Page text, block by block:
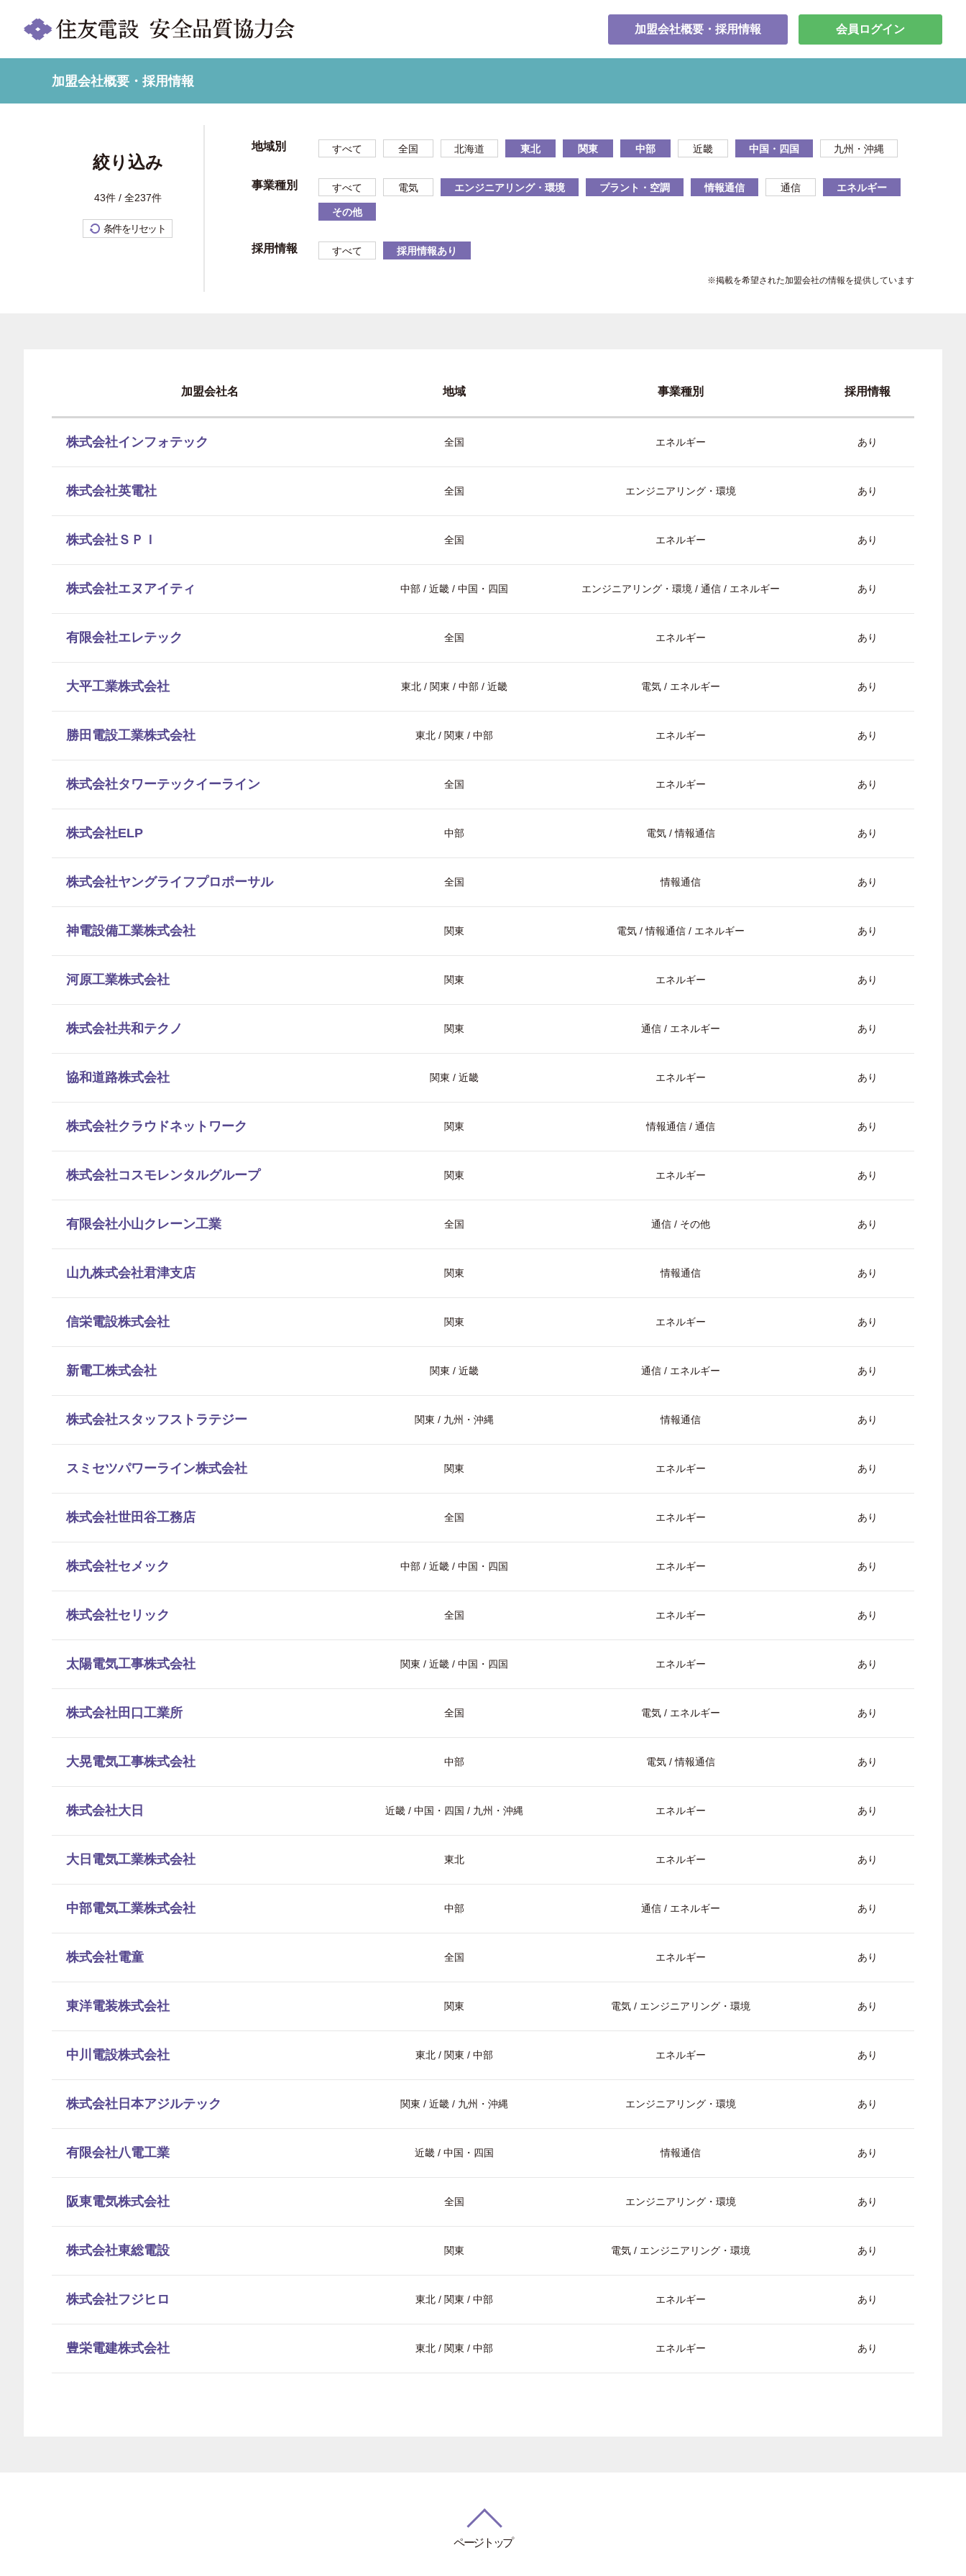
加盟会社概要・採用情報 会員ログイン
加盟会社概要・採用情報
絞り込み
43件 / 全237件
条件をリセット
地域別 すべて 全国 北海道 東北 関東 中部 近畿 中国・四国 九州・沖縄
事業種別 すべて 電気 エンジニアリング・環境 プラント・空調 情報通信 通信 エネルギー
その他
採用情報 すべて 採用情報あり
※掲載を希望された加盟会社の情報を提供しています
加盟会社名 地域 事業種別 採用情報
株式会社インフォテック 全国 エネルギー あり
株式会社英電社 全国 エンジニアリング・環境 あり
株式会社ＳＰＩ 全国 エネルギー あり
株式会社エヌアイティ 中部 / 近畿 / 中国・四国 エンジニアリング・環境 / 通信 / エネルギー あり
有限会社エレテック 全国 エネルギー あり
大平工業株式会社 東北 / 関東 / 中部 / 近畿 電気 / エネルギー あり
勝田電設工業株式会社 東北 / 関東 / 中部 エネルギー あり
株式会社タワーテックイーライン 全国 エネルギー あり
株式会社ELP 中部 電気 / 情報通信 あり
株式会社ヤングライフプロポーサル 全国 情報通信 あり
神電設備工業株式会社 関東 電気 / 情報通信 / エネルギー あり
河原工業株式会社 関東 エネルギー あり
株式会社共和テクノ 関東 通信 / エネルギー あり
協和道路株式会社 関東 / 近畿 エネルギー あり
株式会社クラウドネットワーク 関東 情報通信 / 通信 あり
株式会社コスモレンタルグループ 関東 エネルギー あり
有限会社小山クレーン工業 全国 通信 / その他 あり
山九株式会社君津支店 関東 情報通信 あり
信栄電設株式会社 関東 エネルギー あり
新電工株式会社 関東 / 近畿 通信 / エネルギー あり
株式会社スタッフストラテジー 関東 / 九州・沖縄 情報通信 あり
スミセツパワーライン株式会社 関東 エネルギー あり
株式会社世田谷工務店 全国 エネルギー あり
株式会社セメック 中部 / 近畿 / 中国・四国 エネルギー あり
株式会社セリック 全国 エネルギー あり
太陽電気工事株式会社 関東 / 近畿 / 中国・四国 エネルギー あり
株式会社田口工業所 全国 電気 / エネルギー あり
大晃電気工事株式会社 中部 電気 / 情報通信 あり
株式会社大日 近畿 / 中国・四国 / 九州・沖縄 エネルギー あり
大日電気工業株式会社 東北 エネルギー あり
中部電気工業株式会社 中部 通信 / エネルギー あり
株式会社電童 全国 エネルギー あり
東洋電装株式会社 関東 電気 / エンジニアリング・環境 あり
中川電設株式会社 東北 / 関東 / 中部 エネルギー あり
株式会社日本アジルテック 関東 / 近畿 / 九州・沖縄 エンジニアリング・環境 あり
有限会社八電工業 近畿 / 中国・四国 情報通信 あり
阪東電気株式会社 全国 エンジニアリング・環境 あり
株式会社東総電設 関東 電気 / エンジニアリング・環境 あり
株式会社フジヒロ 東北 / 関東 / 中部 エネルギー あり
豊栄電建株式会社 東北 / 関東 / 中部 エネルギー あり
ページトップ